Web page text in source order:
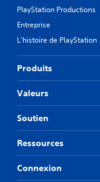
PlayStation Productions
Entreprise
L'histoire de PlayStation
Produits
Valeurs
Soutien
Ressources
Connexion